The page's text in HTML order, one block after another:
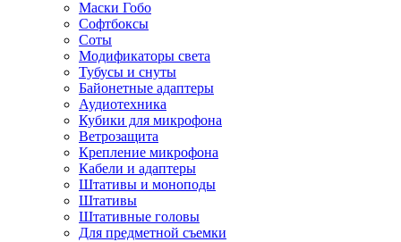
Маски Гобо
Софтбоксы
Соты
Модификаторы света
Тубусы и снуты
Байонетные адаптеры
Аудиотехника
Кубики для микрофона
Ветрозащита
Крепление микрофона
Кабели и адаптеры
Штативы и моноподы
Штативы
Штативные головы
Для предметной съемки